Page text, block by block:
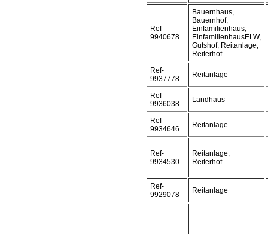
Ref-
9940678
Bauernhaus,
Bauernhof,
Einfamilienhaus,
EinfamilienhausELW,
Gutshof, Reitanlage,
Reiterhof
Ref-
9937778
Reitanlage
Ref-
9936038
Landhaus
Ref-
9934646
Reitanlage
Ref-
9934530
Reitanlage,
Reiterhof
Ref-
9929078
Reitanlage